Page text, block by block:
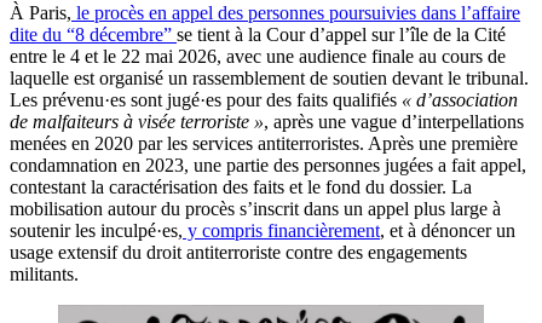
À Paris, le procès en appel des personnes poursuivies dans l’affaire
dite du “8 décembre” se tient à la Cour d’appel sur l’île de la Cité
entre le 4 et le 22 mai 2026, avec une audience finale au cours de
laquelle est organisé un rassemblement de soutien devant le tribunal.
Les prévenu·es sont jugé·es pour des faits qualifiés « d’association
de malfaiteurs à visée terroriste », après une vague d’interpellations
menées en 2020 par les services antiterroristes. Après une première
condamnation en 2023, une partie des personnes jugées a fait appel,
contestant la caractérisation des faits et le fond du dossier. La
mobilisation autour du procès s’inscrit dans un appel plus large à
soutenir les inculpé·es, y compris financièrement, et à dénoncer un
usage extensif du droit antiterroriste contre des engagements
militants.